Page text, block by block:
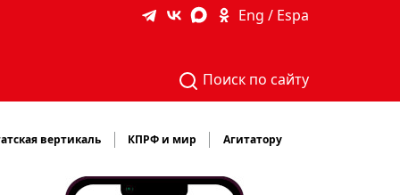
Eng / Espa
Поиск по сайту
вертикаль КПРФ и мир Агитатору